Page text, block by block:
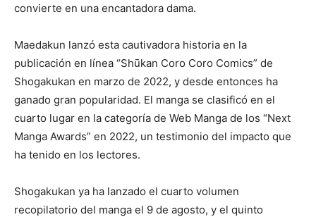
convierte en una encantadora dama.
Maedakun lanzó esta cautivadora historia en la
publicación en línea “Shūkan Coro Coro Comics” de
Shogakukan en marzo de 2022, y desde entonces ha
ganado gran popularidad. El manga se clasificó en el
cuarto lugar en la categoría de Web Manga de los “Next
Manga Awards” en 2022, un testimonio del impacto que
ha tenido en los lectores.
Shogakukan ya ha lanzado el cuarto volumen
recopilatorio del manga el 9 de agosto, y el quinto